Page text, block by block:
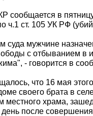
сообщается в
ч.1 ст. 105 УК РФ
суда мужчине
с отбыванием в
- говорится в
что 16 мая
своего брата в
местного храма,
после